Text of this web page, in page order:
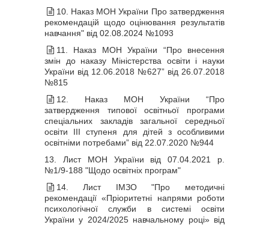
10. Наказ МОН України Про затвердження
рекомендацій щодо оцінювання результатів
навчання" від 02.08.2024 №1093
11. Наказ МОН України “Про внесення
змін до наказу Міністерства освіти і науки
України від 12.06.2018 №627” від 26.07.2018
№815
12. Наказ МОН України “Про
затвердження типової освітньої програми
спеціальних закладів загальної середньої
освіти ІІІ ступеня для дітей з особливими
освітніми потребами” від 22.07.2020 №944
13. Лист МОН України від 07.04.2021 р.
№1/9-188 "Щодо освітніх програм"
14. Лист ІМЗО "Про методичні
рекомендації «Пріоритетні напрями роботи
психологічної служби в системі освіти
України у 2024/2025 навчальному році» від